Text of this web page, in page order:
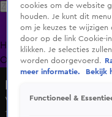
Zoeken
HomeUitzending Gemist
Oranjezomer
Vliegtuig maakt
10 mei 2025, 12:36
cookies om de website
houden. Je kunt dit
om je keuzes te
door op de link Cookie-
klikken. Je selecties
worden doorgevoerd.
meer informatie.
Bekijk
Functioneel &